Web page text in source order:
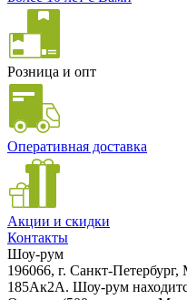
Розница и опт
Оперативная доставка
Акции и скидки
Контакты
Шоу-рум
196066, г. Санкт-
185Ак2А. Шоу-рум